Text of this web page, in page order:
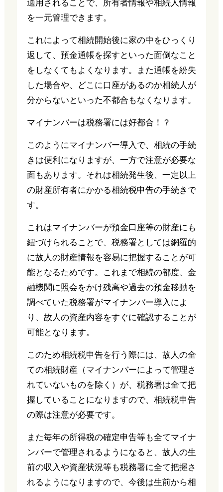
適用されることで、所有者情報や相続人情報
を一元管理できます。
これによって相続開始後に家の中をひっくり
返して、預金通帳を探すといった面倒なこと
をしなくてもよくなります。また通帳を紛失
した場合や、どこに口座があるのか相続人が
分からないといった不都合もなくなります。
マイナンバーは税務署には好都合！？
このようにマイナンバー導入で、相続の手続
きは便利になりますが、一方で注意が必要な
面もあります。それは相続発生後、一定以上
の財産所有者にかかる相続税申告の手続きで
す。
これはマイナンバーが預金口座等の財産にも
紐づけられることで、税務署としては網羅的
に故人の財産情報を容易に把握することが可
能となるためです。これまで相続の都度、金
融機関に照会をかけ残高や過去の預金移動を
調べていた税務署がマイナンバー導入によ
り、故人の資産内容をすぐに確認することが
可能となります。
このため相続税申告を行う際には、故人の全
ての相続財産（マイナンバーによって管理さ
れていないものを除く）が、税務署は全て把
握していることになりますので、相続税申告
の際は注意が必要です。
また毎年の所得税の確定申告等も全てマイナ
ンバーで管理されるようになると、故人の生
前の収入や資産状況等も税務署に全て把握さ
れるようになりますので、今後は生前から相